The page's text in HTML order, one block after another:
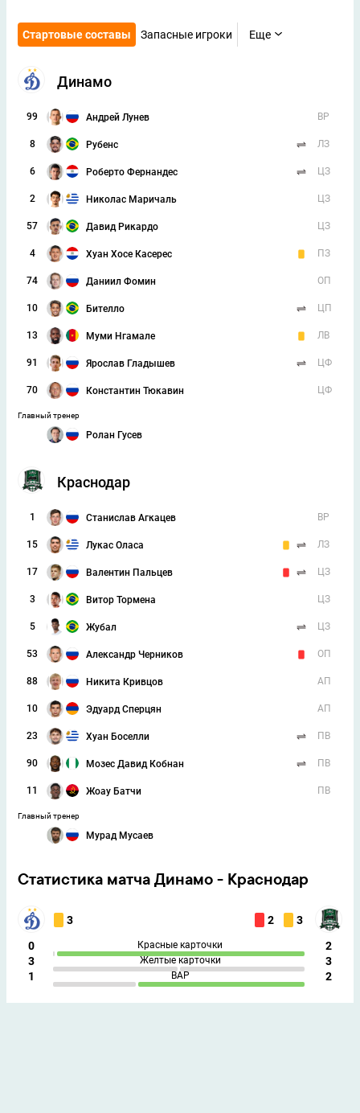
Стартовые составы Запасные игроки Еще
Динамо
99 Андрей Лунев ВР
8 Рубенс ЛЗ
6 Роберто Фернандес ЦЗ
2 Николас Маричаль ЦЗ
57 Давид Рикардо ЦЗ
4 Хуан Хосе Касерес ПЗ
74 Даниил Фомин ОП
10 Бителло ЦП
13 Муми Нгамале ЛВ
91 Ярослав Гладышев ЦФ
70 Константин Тюкавин ЦФ
Главный тренер
Ролан Гусев
Краснодар
1 Станислав Агкацев ВР
15 Лукас Оласа ЛЗ
17 Валентин Пальцев ЦЗ
3 Витор Тормена ЦЗ
5 Жубал ЦЗ
53 Александр Черников ОП
88 Никита Кривцов АП
10 Эдуард Сперцян АП
23 Хуан Боселли ПВ
90 Мозес Давид Кобнан ПВ
11 Жоау Батчи ПВ
Главный тренер
Мурад Мусаев
Статистика матча Динамо - Краснодар
3 2 3
Красные карточки
0 2
Желтые карточки
3 3
ВАР
1 2